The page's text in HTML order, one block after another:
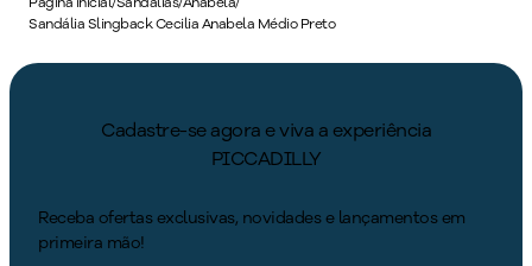
Sandália Slingback Cecilia Anabela Médio Preto
Cadastre-se agora e viva a experiência
PICCADILLY
Receba ofertas exclusivas, novidades e lançamentos em
primeira mão!